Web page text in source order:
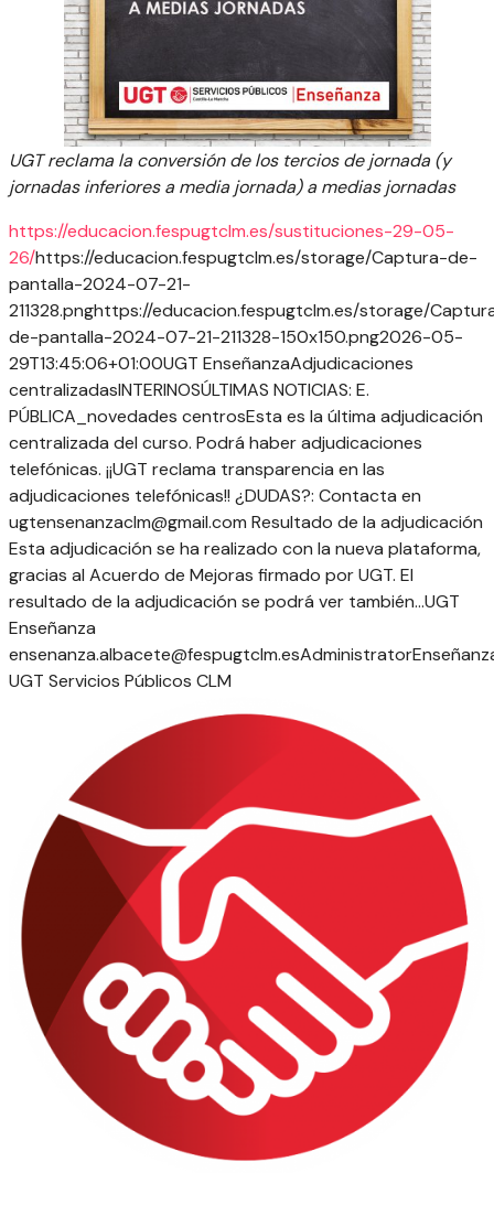
UGT reclama la conversión de los tercios de jornada (y
jornadas inferiores a media jornada) a medias jornadas
https://educacion.fespugtclm.es/sustituciones-29-05-
26/https://educacion.fespugtclm.es/storage/Captura-de-
pantalla-2024-07-21-
211328.pnghttps://educacion.fespugtclm.es/storage/
de-pantalla-2024-07-21-211328-150x150.png2026-05-
29T13:45:06+01:00UGT EnseñanzaAdjudicaciones
centralizadasINTERINOSÚLTIMAS NOTICIAS: E.
PÚBLICA _novedades centrosEsta es la última adjudicación
centralizada del curso. Podrá haber adjudicaciones
telefónicas. ¡¡UGT reclama transparencia en las
adjudicaciones telefónicas!! ¿DUDAS?: Contacta en
ugtensenanzaclm@gmail.com Resultado de la adjudicación
Esta adjudicación se ha realizado con la nueva plataforma,
gracias al Acuerdo de Mejoras firmado por UGT. El
resultado de la adjudicación se podrá ver también...UGT
Enseñanza
ensenanza.albacete@fespugtclm.esAdministrator
UGT Servicios Públicos CLM